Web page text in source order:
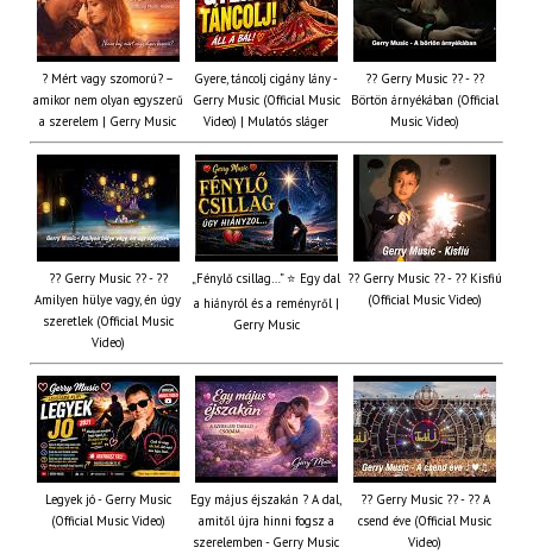
? Mért vagy szomorú? –
amikor nem olyan egyszerű
a szerelem | Gerry Music
Gyere, táncolj cigány lány -
Gerry Music (Official Music
Video) | Mulatós sláger
?? Gerry Music ?? - ??
Börtön árnyékában (Official
Music Video)
?? Gerry Music ?? - ??
Amilyen hülye vagy, én úgy
szeretlek (Official Music
Video)
„Fénylő csillag…” ⭐ Egy dal
a hiányról és a reményről |
Gerry Music
?? Gerry Music ?? - ?? Kisfiú
(Official Music Video)
Legyek jó - Gerry Music
(Official Music Video)
Egy május éjszakán ? A dal,
amitől újra hinni fogsz a
szerelemben - Gerry Music
?? Gerry Music ?? - ?? A
csend éve (Official Music
Video)